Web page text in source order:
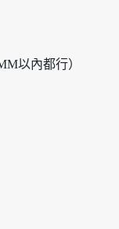
以內都行）